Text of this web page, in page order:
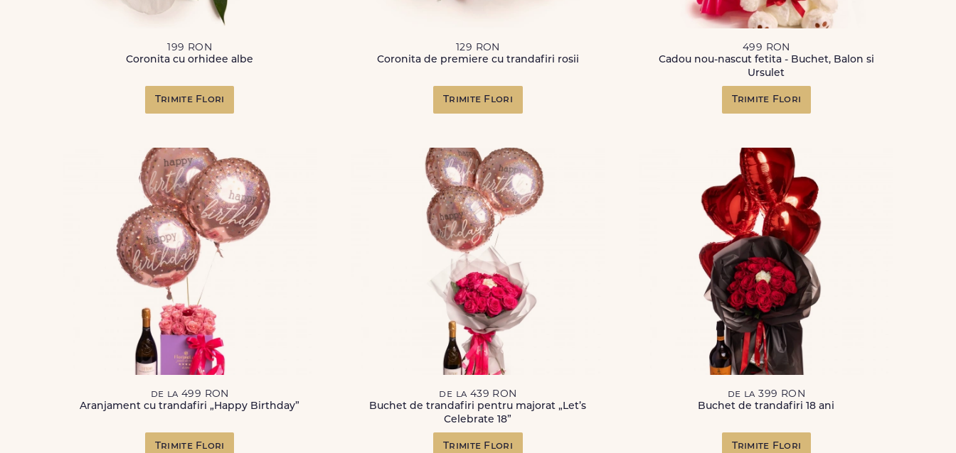
199 RON
Coronita cu orhidee albe
Trimite Flori
129 RON
Coronita de premiere cu trandafiri rosii
Trimite Flori
499 RON
Cadou nou-nascut fetita - Buchet, Balon si
Ursulet
Trimite Flori
de la 499 RON
Aranjament cu trandafiri „Happy Birthday”
Trimite Flori
de la 439 RON
Buchet de trandafiri pentru majorat „Let’s
Celebrate 18”
Trimite Flori
de la 399 RON
Buchet de trandafiri 18 ani
Trimite Flori